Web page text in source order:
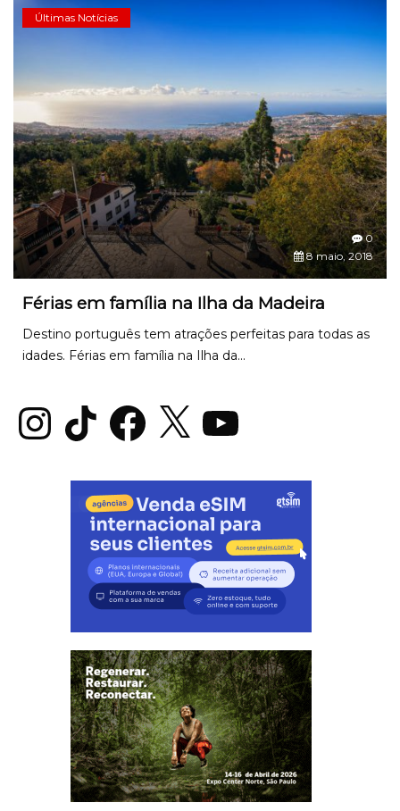
Últimas Notícias
0
8 maio, 2018
Férias em família na Ilha da Madeira
Destino português tem atrações perfeitas para todas as
idades. Férias em família na Ilha da...
InstagramTikTok Facebook
X YouTube